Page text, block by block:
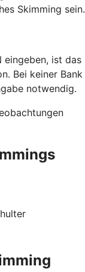
Skimming sein.
eingeben, ist das
Bei keiner Bank
notwendig.